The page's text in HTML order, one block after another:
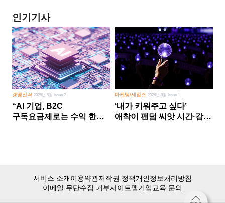
인기기사
경영전략 2026년 5월 Issue 2
“AI 기업, B2C
구독요금제로는 수익 한계
마케팅/세일즈 2026년 8월 Issue 1
‘내가 키워주고 싶다’
애착이 팬덤 씨앗 시간·감정
서비스 소개이용약관저작권 정책개인정보처리방침
이메일 무단수집 거부사이트맵기업교육 문의